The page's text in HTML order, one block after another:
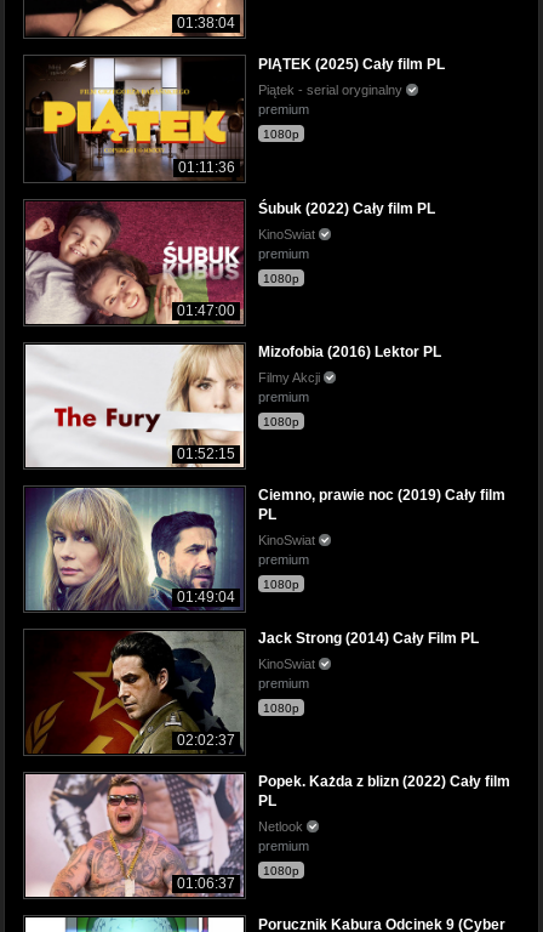
01:38:04
01:11:36
PIĄTEK (2025) Cały film PL
Piątek - serial oryginalny
premium
1080p
01:47:00
Śubuk (2022) Cały film PL
KinoSwiat
premium
1080p
01:52:15
Mizofobia (2016) Lektor PL
Filmy Akcji
premium
1080p
01:49:04
Ciemno, prawie noc (2019) Cały film
PL
KinoSwiat
premium
1080p
02:02:37
Jack Strong (2014) Cały Film PL
KinoSwiat
premium
1080p
01:06:37
Popek. Każda z blizn (2022) Cały film
PL
Netlook
premium
1080p
Porucznik Kabura Odcinek 9 (Cyber